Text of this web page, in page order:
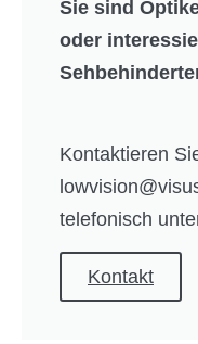
Sie sind
oder
Kontaktieren
telefonisch
Kontakt